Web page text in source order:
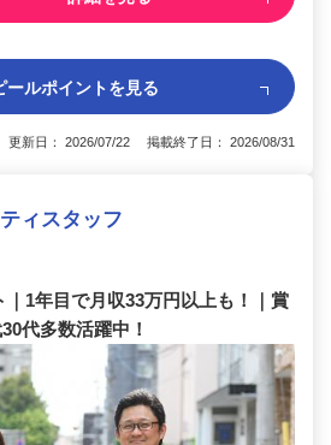
ールポイントを見る
更新日： 2026/07/22 掲載終了日： 2026/08/31
ィスタッフ
｜1年目で月収33万円以上も！｜賞
代多数活躍中！